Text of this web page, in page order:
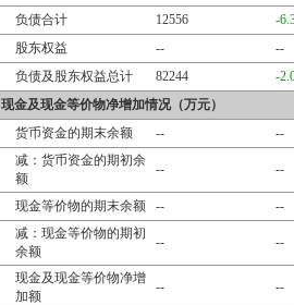
负债合计
12556
-
股东权益
--
--
负债及股东权益总计
82244
-
现金及现金等价物净增加情况（万元）
货币资金的期末余额
--
--
减：货币资金的期初余
额
-- --
现金等价物的期末余额 --
--
减：现金等价物的期初
余额
-- --
现金及现金等价物净增
加额
-- --